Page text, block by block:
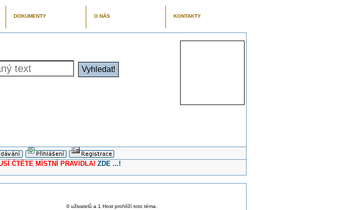
DOKUMENTY O NÁS KONTAKTY
ČTĚTE MÍSTNÍ PRAVIDLA! ZDE ...!
0 uživatelů a 1 Host prohlíží toto téma.